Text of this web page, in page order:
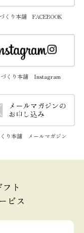
くり本舗 FACEBOOK
づくり本舗 Instagram
くり本舗 メールマガジン
ト
ビス